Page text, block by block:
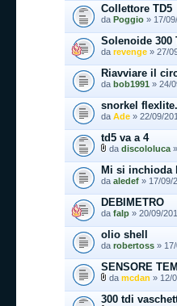
Collettore TD5
da Poggio » 17/
Solenoide 300
da revenge » 27/
Riavviare il
da bob1991 » 24/
snorkel
da Ade » 22/09/
td5 va a 4
da discololuca
Mi si inchioda
da aledef » 17/09/
DEBIMETRO
da falp » 20/09/
olio shell
da robertoss »
SENSORE
da mcdan » 12/
300 tdi